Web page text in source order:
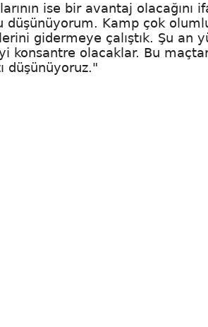
ise bir avantaj olacağını
düşünüyorum. Kamp çok
gidermeye çalıştık. Şu an
konsantre olacaklar. Bu
düşünüyoruz."